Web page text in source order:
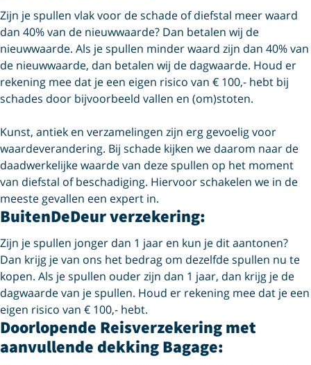
Zijn je spullen vlak voor de schade of diefstal meer waard
dan 40% van de nieuwwaarde? Dan betalen wij de
nieuwwaarde. Als je spullen minder waard zijn dan 40% van
de nieuwwaarde, dan betalen wij de dagwaarde. Houd er
rekening mee dat je een eigen risico van € 100,- hebt bij
schades door bijvoorbeeld vallen en (om)stoten.
Kunst, antiek en verzamelingen zijn erg gevoelig voor
waardeverandering. Bij schade kijken we daarom naar de
daadwerkelijke waarde van deze spullen op het moment
van diefstal of beschadiging. Hiervoor schakelen we in de
meeste gevallen een expert in.
BuitenDeDeur verzekering:
Zijn je spullen jonger dan 1 jaar en kun je dit aantonen?
Dan krijg je van ons het bedrag om dezelfde spullen nu te
kopen. Als je spullen ouder zijn dan 1 jaar, dan krijg je de
dagwaarde van je spullen. Houd er rekening mee dat je een
eigen risico van € 100,- hebt.
Doorlopende Reisverzekering met
aanvullende dekking Bagage: